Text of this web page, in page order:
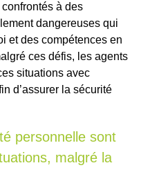
à des
dangereuses qui
et des compétences en
ces défis, les agents
situations avec
d’assurer la sécurité
personnelle sont
malgré la